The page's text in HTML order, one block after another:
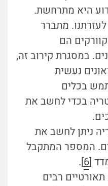
היא מתרחשת.
מתברר
הם
במסגרת קירוב זה,
נעשית
בכלים
בכדי לחשב את
ניתן לחשב את
המספר המתקבל
[
6
].
רבים